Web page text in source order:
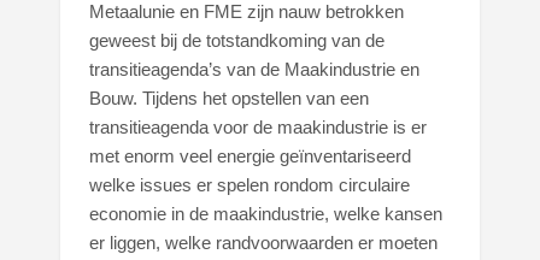
Metaalunie en FME zijn nauw betrokken
geweest bij de totstandkoming van de
transitieagenda’s van de Maakindustrie en
Bouw. Tijdens het opstellen van een
transitieagenda voor de maakindustrie is er
met enorm veel energie geïnventariseerd
welke issues er spelen rondom circulaire
economie in de maakindustrie, welke kansen
er liggen, welke randvoorwaarden er moeten